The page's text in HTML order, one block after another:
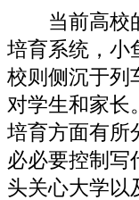
当前高校的
培育系统，小
校则侧沉于列
对学生和家长
培育方面有所
必必要控制写
头关心大学以